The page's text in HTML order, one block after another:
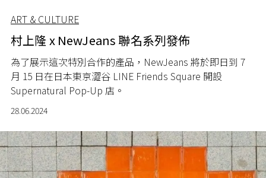
ART & CULTURE
村上隆 x NewJeans 聯名系列發佈
為了展示這次特別合作的產品， NewJeans 將於即日到 7
月 15 日在日本東京澀谷 LINE Friends Square 開設
Supernatural Pop-Up 店。
28.06.2024